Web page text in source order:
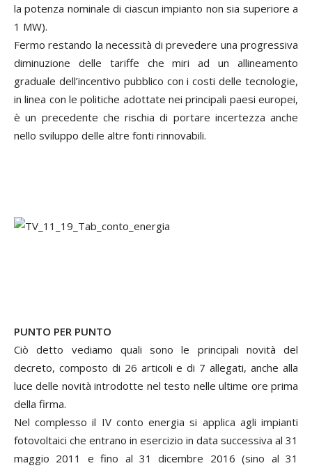
la potenza nominale di ciascun impianto non sia superiore a
1 MW).
Fermo restando la necessità di prevedere una progressiva
diminuzione delle tariffe che miri ad un allineamento
graduale dell’incentivo pubblico con i costi delle tecnologie,
in linea con le politiche adottate nei principali paesi europei,
è un precedente che rischia di portare incertezza anche
nello sviluppo delle altre fonti rinnovabili.
PUNTO PER PUNTO
Ciò detto vediamo quali sono le principali novità del
decreto, composto di 26 articoli e di 7 allegati, anche alla
luce delle novità introdotte nel testo nelle ultime ore prima
della firma.
Nel complesso il IV conto energia si applica agli impianti
fotovoltaici che entrano in esercizio in data successiva al 31
maggio 2011 e fino al 31 dicembre 2016 (sino al 31